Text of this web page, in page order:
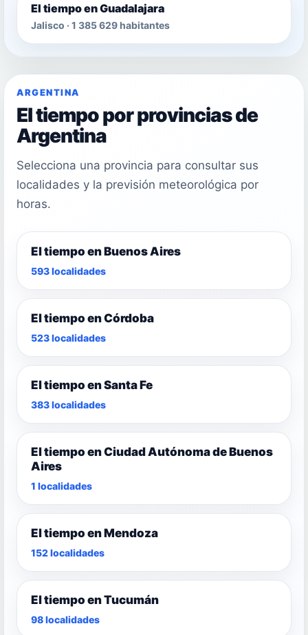
El tiempo en Guadalajara
Jalisco · 1 385 629 habitantes
ARGENTINA
El tiempo por provincias de
Argentina
Selecciona una provincia para consultar sus
localidades y la previsión meteorológica por
horas.
El tiempo en Buenos Aires
593 localidades
El tiempo en Córdoba
523 localidades
El tiempo en Santa Fe
383 localidades
El tiempo en Ciudad Autónoma de Buenos
Aires
1 localidades
El tiempo en Mendoza
152 localidades
El tiempo en Tucumán
98 localidades